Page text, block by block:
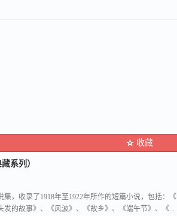
收藏
系列）
集，收录了1918年至1922年所作的短篇小说，包括
发的故事》、《风波》、《故乡》、《端午节》、《...